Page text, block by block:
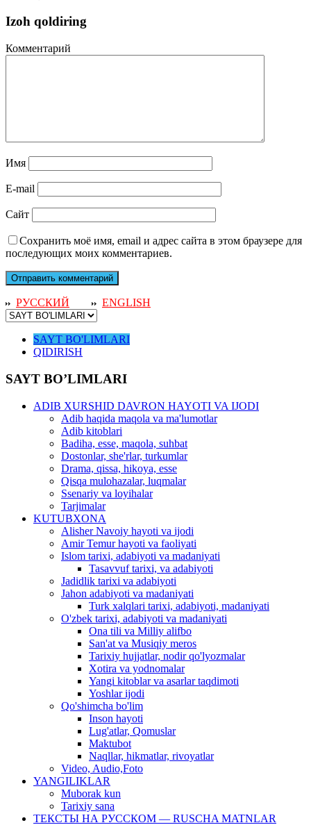
Izoh qoldiring
Комментарий
Имя
E-mail
Сайт
Сохранить моё имя, email и адрес сайта в этом браузере для
последующих моих комментариев.
РУССКИЙ ENGLISH
SAYT BO'LIMLARI
QIDIRISH
SAYT BO’LIMLARI
ADIB XURSHID DAVRON HAYOTI VA IJODI
Adib haqida maqola va ma'lumotlar
Adib kitoblari
Badiha, esse, maqola, suhbat
Dostonlar, she'rlar, turkumlar
Drama, qissa, hikoya, esse
Qisqa mulohazalar, luqmalar
Ssenariy va loyihalar
Tarjimalar
KUTUBXONA
Alisher Navoiy hayoti va ijodi
Amir Temur hayoti va faoliyati
Islom tarixi, adabiyoti va madaniyati
Tasavvuf tarixi, va adabiyoti
Jadidlik tarixi va adabiyoti
Jahon adabiyoti va madaniyati
Turk xalqlari tarixi, adabiyoti, madaniyati
O'zbek tarixi, adabiyoti va madaniyati
Ona tili va Milliy alifbo
San'at va Musiqiy meros
Tarixiy hujjatlar, nodir qo'lyozmalar
Xotira va yodnomalar
Yangi kitoblar va asarlar taqdimoti
Yoshlar ijodi
Qo'shimcha bo'lim
Inson hayoti
Lug'atlar, Qomuslar
Maktubot
Naqllar, hikmatlar, rivoyatlar
Video, Audio,Foto
YANGILIKLAR
Muborak kun
Tarixiy sana
ТЕКСТЫ НА РУССКОМ — RUSCHA MATNLAR